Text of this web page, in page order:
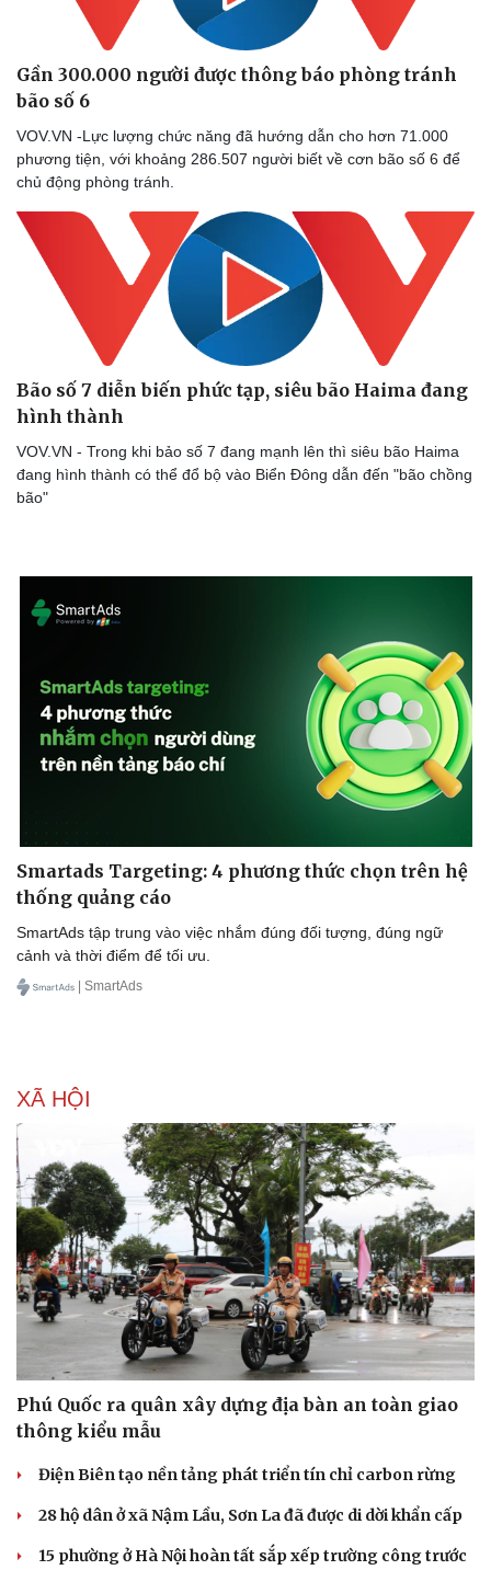
Sức khỏe
Dinh dưỡng - món ngon
Cây thuốc
Sản phụ khoa
Phòng mạch online
Ăn sạch sống khỏe
Đời sống
Gần 300.000 người được thông báo phòng tránh
bão số 6
VOV.VN -Lực lượng chức năng đã hướng dẫn cho hơn 71.000
phương tiện, với khoảng 286.507 người biết về cơn bão số 6 để
chủ động phòng tránh.
Bão số 7 diễn biến phức tạp, siêu bão Haima đang
hình thành
VOV.VN - Trong khi bảo số 7 đang mạnh lên thì siêu bão Haima
đang hình thành có thể đổ bộ vào Biển Đông dẫn đến "bão chồng
bão"
Smartads Targeting: 4 phương thức chọn trên hệ
thống quảng cáo
SmartAds tập trung vào việc nhắm đúng đối tượng, đúng ngữ
cảnh và thời điểm để tối ưu.
| SmartAds
XÃ HỘI
Phú Quốc ra quân xây dựng địa bàn an toàn giao
thông kiểu mẫu
Điện Biên tạo nền tảng phát triển tín chỉ carbon rừng
28 hộ dân ở xã Nậm Lầu, Sơn La đã được di dời khẩn cấp
15 phường ở Hà Nội hoàn tất sắp xếp trường công trước